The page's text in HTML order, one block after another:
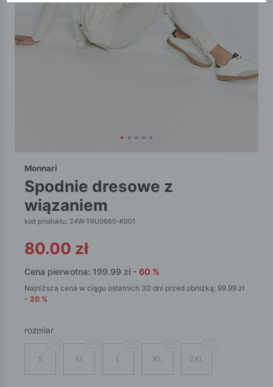
Monnari
spodnie dresowe z
wiązaniem
kod produktu: 24W-TRU0660-K001
80.00 zł
Cena pierwotna: 199.99 zł - 60 %
Najniższa cena w ciągu ostatnich 30 dni przed obniżką: 99.99 zł
- 20 %
rozmiar
S M L XL 2XL